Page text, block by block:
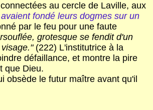
au cercle de Laville, aux
fondé leurs dogmes sur un
par le feu pour une faute
grotesque se fendit d'un
(222) L'institutrice à la
défaillance, et montre la pire
que Dieu.
obsède le futur maître avant qu'il